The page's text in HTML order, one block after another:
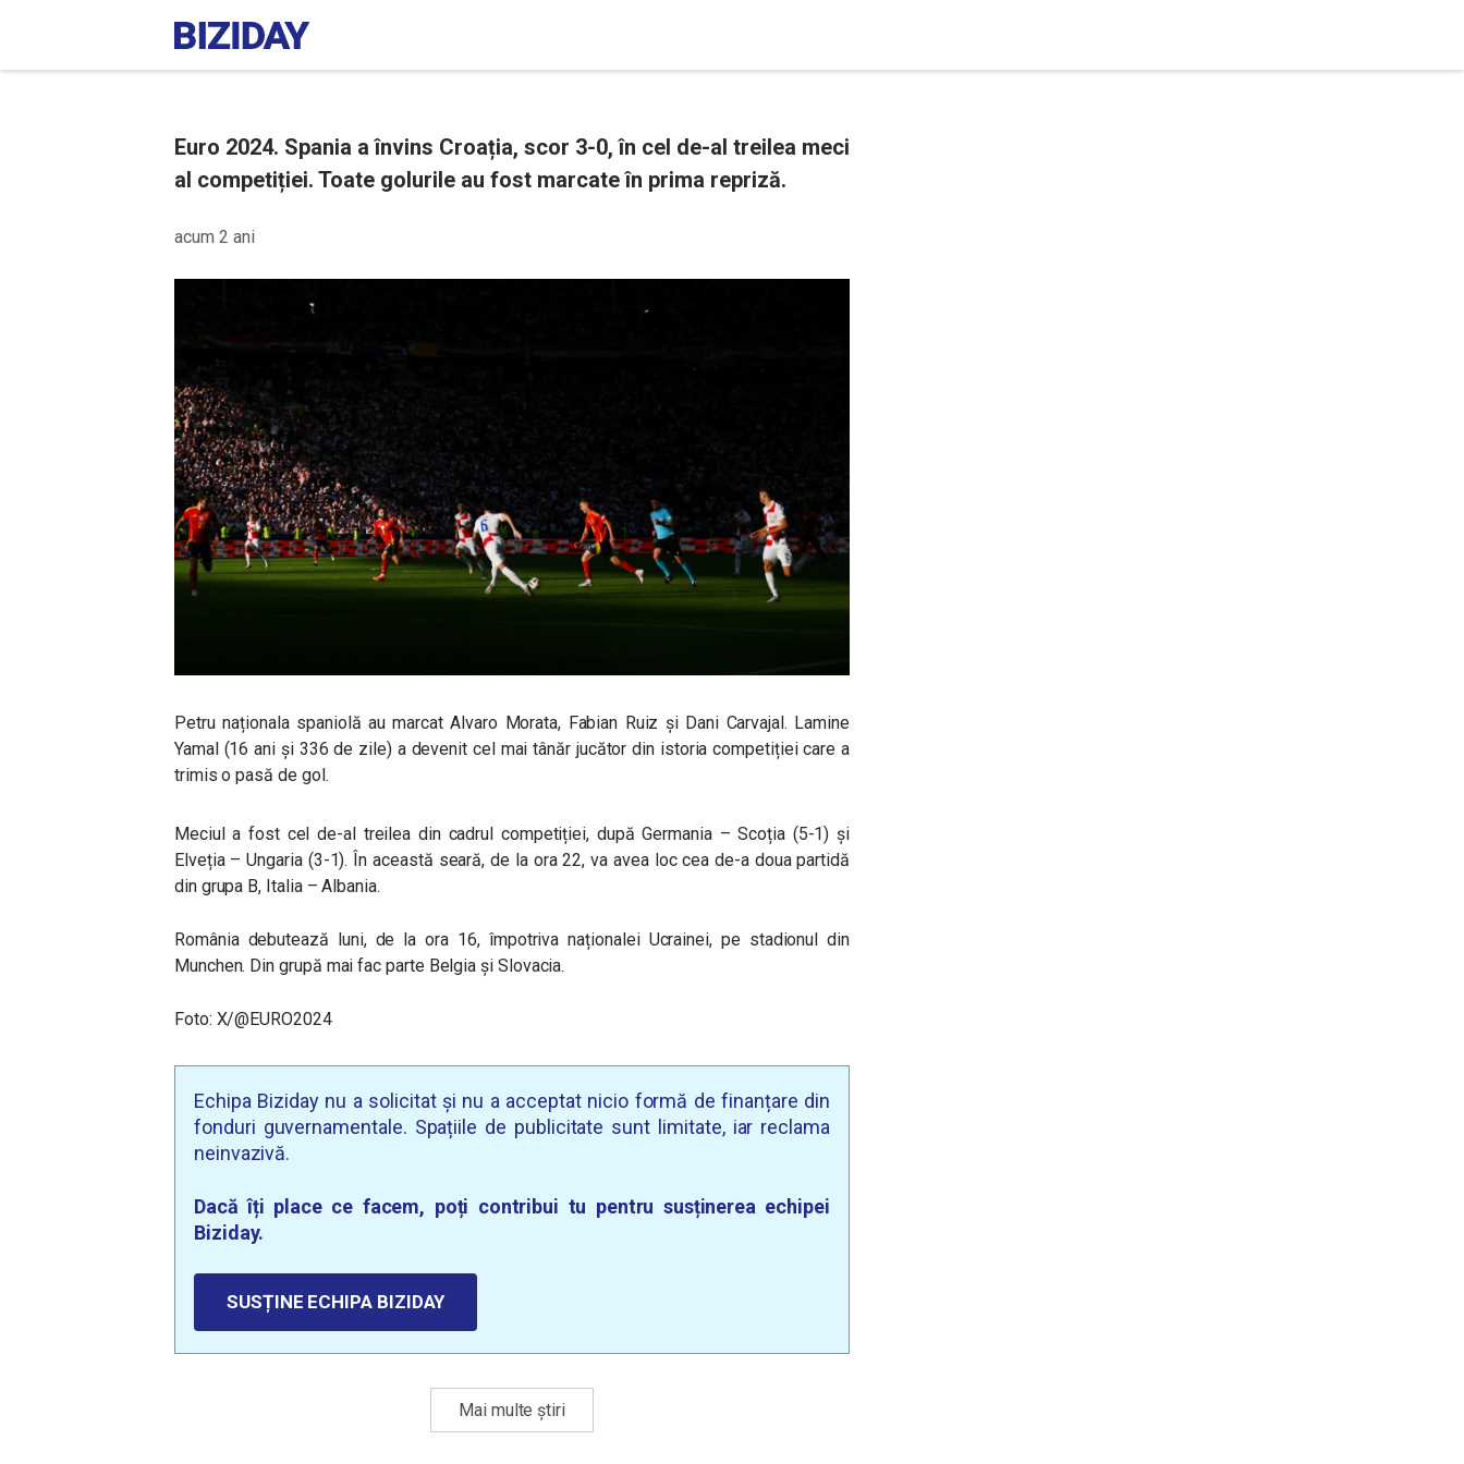
Euro 2024. Spania a învins Croația, scor 3-0, în cel de-al treilea meci
al competiției. Toate golurile au fost marcate în prima repriză.
acum 2 ani
Petru naționala spaniolă au marcat Alvaro Morata, Fabian Ruiz și Dani Carvajal. Lamine
Yamal (16 ani și 336 de zile) a devenit cel mai tânăr jucător din istoria competiției care a
trimis o pasă de gol.
Meciul a fost cel de-al treilea din cadrul competiției, după Germania – Scoția (5-1) și
Elveția – Ungaria (3-1). În această seară, de la ora 22, va avea loc cea de-a doua partidă
din grupa B, Italia – Albania.
România debutează luni, de la ora 16, împotriva naționalei Ucrainei, pe stadionul din
Munchen. Din grupă mai fac parte Belgia și Slovacia.
Foto: X/@EURO2024
Echipa Biziday nu a solicitat și nu a acceptat nicio formă de finanțare din
fonduri guvernamentale. Spațiile de publicitate sunt limitate, iar reclama
neinvazivă.
Dacă îți place ce facem, poți contribui tu pentru susținerea echipei
Biziday.
SUSȚINE ECHIPA BIZIDAY
Mai multe știri